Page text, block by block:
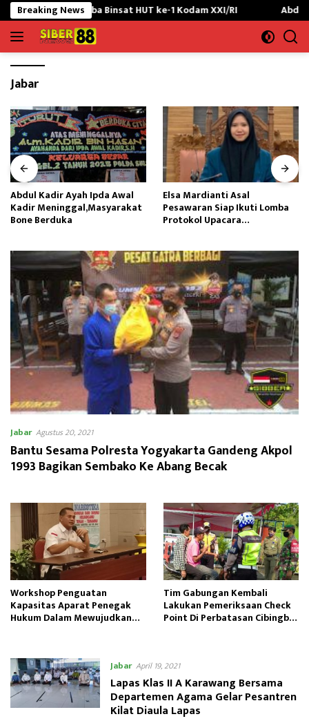
Langsung
ke
konten
Breaking News
Lomba Binsat HUT ke-1 Kodam XXI/RI Abdul Kadir
Jabar
Abdul Kadir Ayah Ipda Awal
Kadir Meninggal,Masyarakat
Bone Berduka
Elsa Mardianti Asal
Pesawaran Siap Ikuti Lomba
Protokol Upacara
Jabar Agustus 20, 2021
Bantu Sesama Polresta Yogyakarta Gandeng Akpol
1993 Bagikan Sembako Ke Abang Becak
Workshop Penguatan
Kapasitas Aparat Penegak
Hukum Dalam Mewujudkan
Tim Gabungan Kembali
Lakukan Pemeriksaan Check
Point Di Perbatasan Cibingbin
Jabar April 19, 2021
Lapas Klas II A Karawang Bersama
Departemen Agama Gelar Pesantren
Kilat Diaula Lapas